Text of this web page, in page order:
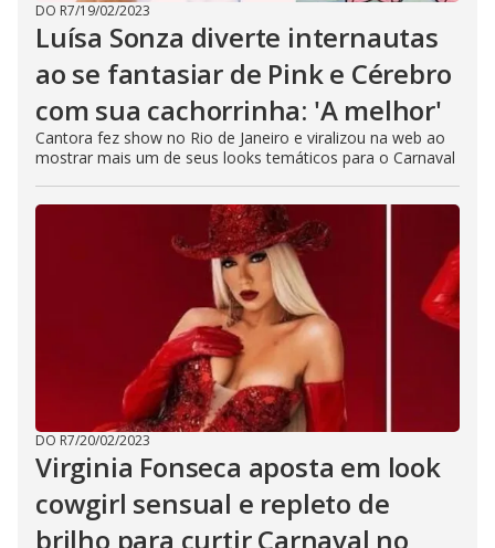
DO R7/19/02/2023
Luísa Sonza diverte internautas
ao se fantasiar de Pink e Cérebro
com sua cachorrinha: 'A melhor'
Cantora fez show no Rio de Janeiro e viralizou na web ao
mostrar mais um de seus looks temáticos para o Carnaval
DO R7/20/02/2023
Virginia Fonseca aposta em look
cowgirl sensual e repleto de
brilho para curtir Carnaval no